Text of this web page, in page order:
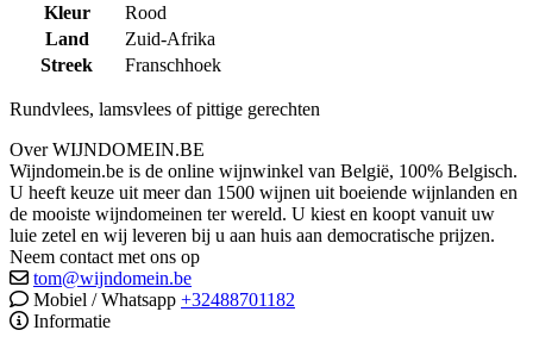
Kleur
Rood
Land
Zuid-Afrika
Streek
Franschhoek
Rundvlees, lamsvlees of pittige gerechten
Over WIJNDOMEIN.BE
Wijndomein.be is de online wijnwinkel van België, 100% Belgisch.
U heeft keuze uit meer dan 1500 wijnen uit boeiende wijnlanden en
de mooiste wijndomeinen ter wereld. U kiest en koopt vanuit uw
luie zetel en wij leveren bij u aan huis aan democratische prijzen.
Neem contact met ons op
tom@wijndomein.be
Mobiel / Whatsapp +32488701182
Informatie